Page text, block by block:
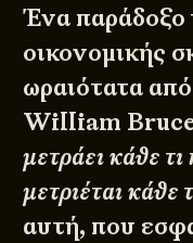
Ένα παράδοξο
οικονομικής
ωραιότατα
William
μετράει κάθε τι
μετριέται κάθε
αυτή, που